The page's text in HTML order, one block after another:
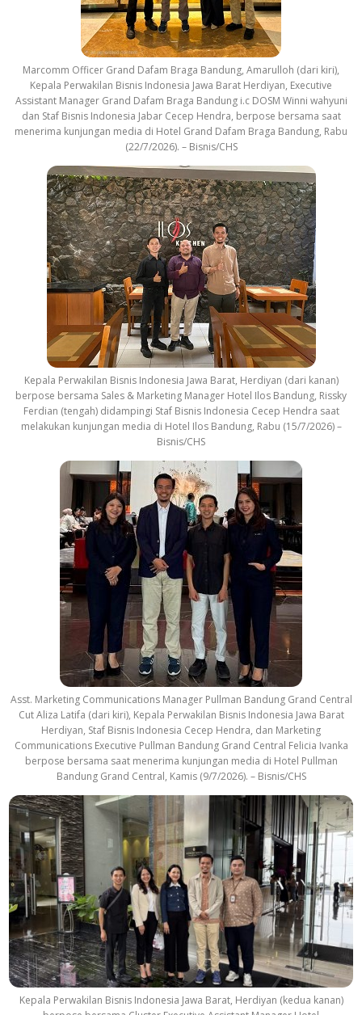
Marcomm Officer Grand Dafam Braga Bandung, Amarulloh (dari kiri),
Kepala Perwakilan Bisnis Indonesia Jawa Barat Herdiyan, Executive
Assistant Manager Grand Dafam Braga Bandung i.c DOSM Winni wahyuni
dan Staf Bisnis Indonesia Jabar Cecep Hendra, berpose bersama saat
menerima kunjungan media di Hotel Grand Dafam Braga Bandung, Rabu
(22/7/2026). – Bisnis/CHS
Kepala Perwakilan Bisnis Indonesia Jawa Barat, Herdiyan (dari kanan)
berpose bersama Sales & Marketing Manager Hotel Ilos Bandung, Rissky
Ferdian (tengah) didampingi Staf Bisnis Indonesia Cecep Hendra saat
melakukan kunjungan media di Hotel Ilos Bandung, Rabu (15/7/2026) –
Bisnis/CHS
Asst. Marketing Communications Manager Pullman Bandung Grand Central
Cut Aliza Latifa (dari kiri), Kepala Perwakilan Bisnis Indonesia Jawa Barat
Herdiyan, Staf Bisnis Indonesia Cecep Hendra, dan Marketing
Communications Executive Pullman Bandung Grand Central Felicia Ivanka
berpose bersama saat menerima kunjungan media di Hotel Pullman
Bandung Grand Central, Kamis (9/7/2026). – Bisnis/CHS
Kepala Perwakilan Bisnis Indonesia Jawa Barat, Herdiyan (kedua kanan)